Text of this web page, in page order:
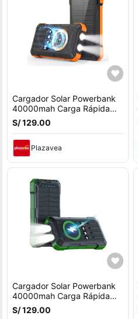
Cargador Solar Powerbank
40000mah Carga Rápida
22.5w
S/ 129.00
Plazavea
Cargador Solar Powerbank
40000mah Carga Rápida
22.5w Usb Verde
S/ 129.00